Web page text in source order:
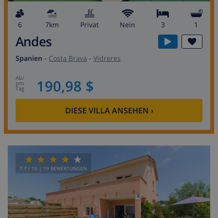
6 7km Privat Nein 3 1
Andes
Spanien - Costa Brava - Vidreres
ab/
pro
Tag 190,98 $
DIESE VILLA ANSEHEN ›
7.7 / 10 | 19 BEWERTUNGEN